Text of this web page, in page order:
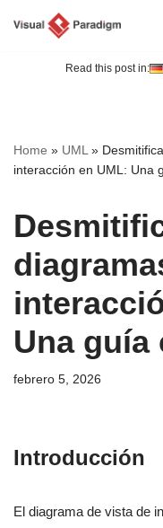
Read this post in:
Home » UML»
interacción en UML: Una
Una guía
febrero 5, 2026
Introducción
El diagrama de vista de